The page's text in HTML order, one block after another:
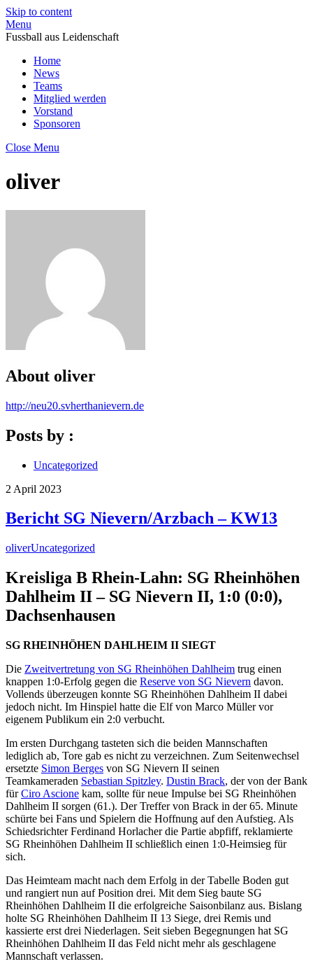
Skip to content
Menu
Fussball aus Leidenschaft
Home
News
Teams
Mitglied werden
Vorstand
Sponsoren
Close Menu
oliver
About oliver
http://neu20.svherthanievern.de
Posts by :
Uncategorized
2 April 2023
Bericht SG Nievern/Arzbach – KW13
oliverUncategorized
Kreisliga B Rhein-Lahn: SG Rheinhöhen
Dahlheim II – SG Nievern II, 1:0 (0:0),
Dachsenhausen
SG RHEINHÖHEN DAHLHEIM II SIEGT
Die Zweitvertretung von SG Rheinhöhen Dahlheim trug einen
knappen 1:0-Erfolg gegen die Reserve von SG Nievern davon.
Vollends überzeugen konnte SG Rheinhöhen Dahlheim II dabei
jedoch nicht. Im Hinspiel hatte die Elf von Marco Müller vor
eigenem Publikum ein 2:0 verbucht.
Im ersten Durchgang tasteten sich die beiden Mannschaften
lediglich ab, Tore gab es nicht zu verzeichnen. Zum Seitenwechsel
ersetzte Simon Berges von SG Nievern II seinen
Teamkameraden Sebastian Spitzley. Dustin Brack, der von der Bank
fürCiro Ascione kam, sollte für neue Impulse bei SG Rheinhöhen
Dahlheim II sorgen (61.). Der Treffer von Brack in der 65. Minute
schürte bei Fans und Spielern die Hoffnung auf den Aufstieg. Als
Schiedsrichter Ferdinand Horlacher die Partie abpfiff, reklamierte
SG Rheinhöhen Dahlheim II schließlich einen 1:0-Heimsieg für
sich.
Das Heimteam macht nach dem Erfolg in der Tabelle Boden gut
und rangiert nun auf Position drei. Mit dem Sieg baute SG
Rheinhöhen Dahlheim II die erfolgreiche Saisonbilanz aus. Bislang
holte SG Rheinhöhen Dahlheim II 13 Siege, drei Remis und
kassierte erst drei Niederlagen. Seit sieben Begegnungen hat SG
Rheinhöhen Dahlheim II das Feld nicht mehr als geschlagene
Mannschaft verlassen.